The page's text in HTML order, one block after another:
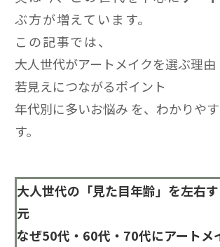
ぶ方が増えています。
この記事では、
大人世代がアートメイクを選ぶ理由
若見えにつながるポイント
年代別に多いお悩み を、わかりや
す。
大人世代の「見た目年齢」を左右
元
なぜ50代・60代・70代にアートメ